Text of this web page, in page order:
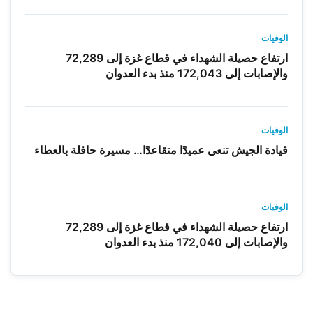
الوفيات
ارتفاع حصيلة الشهداء في قطاع غزة إلى 72,289
والإصابات إلى 172,043 منذ بدء العدوان
الوفيات
قيادة الجيش تنعى عميدًا متقاعدًا… مسيرة حافلة بالعطاء
الوفيات
ارتفاع حصيلة الشهداء في قطاع غزة إلى 72,289
والإصابات إلى 172,040 منذ بدء العدوان